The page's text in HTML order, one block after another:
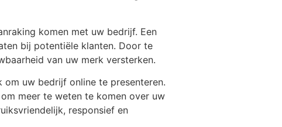
komen met uw bedrijf. Een
bij potentiële klanten. Door te
van uw merk versterken.
uw bedrijf online te presenteren.
meer te weten te komen over uw
responsief en